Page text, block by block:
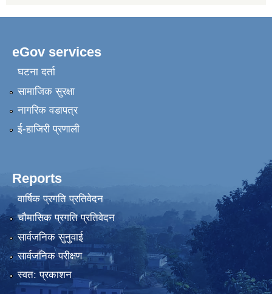
eGov services
घटना दर्ता
सामाजिक सुरक्षा
नागरिक वडापत्र
ई-हाजिरी प्रणाली
Reports
वार्षिक प्रगति प्रतिवेदन
चौमासिक प्रगति प्रतिवेदन
सार्वजनिक सुनुवाई
सार्वजनिक परीक्षण
स्वत: प्रकाशन